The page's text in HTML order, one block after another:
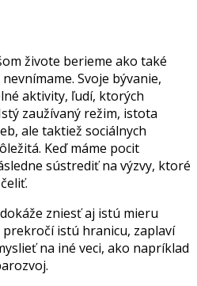
živote berieme ako také
Svoje bývanie,
aktivity, ľudí, ktorých
zaužívaný režim, istota
ale taktiež sociálnych
Keď máme pocit
sústrediť na výzvy, ktoré
zniesť aj istú mieru
istú hranicu, zaplaví
na iné veci, ako napríklad